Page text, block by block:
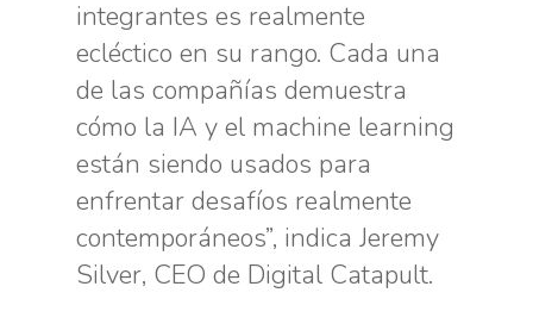
integrantes es realmente
ecléctico en su rango. Cada una
de las compañías demuestra
cómo la IA y el machine learning
están siendo usados para
enfrentar desafíos realmente
contemporáneos”, indica Jeremy
Silver, CEO de Digital Catapult.